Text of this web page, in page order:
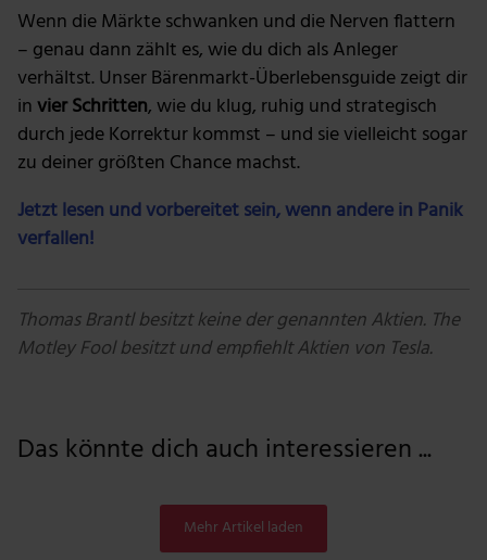
Wenn die Märkte schwanken und die Nerven flattern
– genau dann zählt es, wie du dich als Anleger
verhältst. Unser Bärenmarkt-Überlebensguide zeigt dir
invier Schritten, wie du klug, ruhig und strategisch
durch jede Korrektur kommst – und sie vielleicht sogar
zu deiner größten Chance machst.
Jetzt lesen und vorbereitet sein, wenn andere in Panik
verfallen!
Thomas Brantl besitzt keine der genannten Aktien. The
Motley Fool besitzt und empfiehlt Aktien von Tesla.
Das könnte dich auch interessieren ...
Mehr Artikel laden